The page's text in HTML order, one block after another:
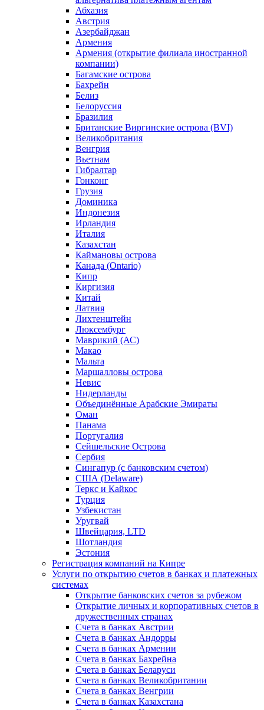
Абхазия
Австрия
Азербайджан
Армения
Армения (открытие филиала иностранной
компании)
Багамские острова
Бахрейн
Белиз
Белоруссия
Бразилия
Британские Виргинские острова (BVI)
Великобритания
Венгрия
Вьетнам
Гибралтар
Гонконг
Грузия
Доминика
Индонезия
Ирландия
Италия
Казахстан
Каймановы острова
Канада (Ontario)
Кипр
Киргизия
Китай
Латвия
Лихтенштейн
Люксембург
Маврикий (АС)
Макао
Мальта
Маршалловы острова
Нeвис
Нидерланды
Объединённые Арабские Эмираты
Оман
Панама
Португалия
Сейшельские Острова
Сербия
Сингапур (c банковским счетом)
США (Delaware)
Теркс и Кайкос
Турция
Узбекистан
Уругвай
Швейцария, LTD
Шотландия
Эстония
Регистрация компаний на Кипре
Услуги по открытию счетов в банках и платежных
системах
Открытие банковских счетов за рубежом
Открытие личных и корпоративных счетов в
дружественных странах
Счета в банках Австрии
Счета в банках Андорры
Счета в банках Армении
Счета в банках Бахрейна
Счета в банках Беларуси
Счета в банках Великобритании
Счета в банках Венгрии
Счета в банках Казахстана